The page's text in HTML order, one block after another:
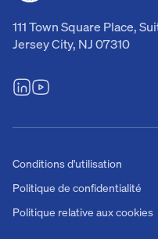
111 Town Square Place,
Jersey City, NJ 07310
Conditions d'utilisation
Politique de confidentialité
Politique relative aux cookies